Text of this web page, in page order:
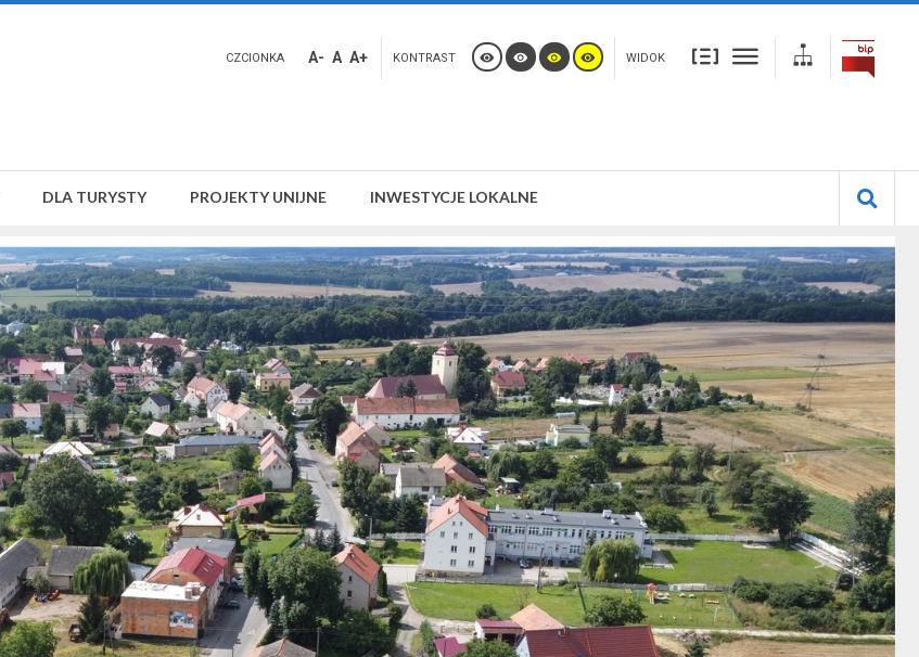
CZCIONKA A- A A+ KONTRAST WIDOK
DLA TURYSTY PROJEKTY UNIJNE INWESTYCJE LOKALNE